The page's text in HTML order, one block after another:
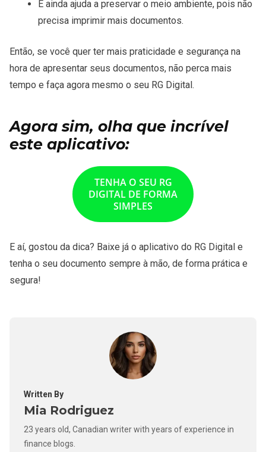
E ainda ajuda a preservar o meio ambiente, pois não
precisa imprimir mais documentos.
Então, se você quer ter mais praticidade e segurança na
hora de apresentar seus documentos, não perca mais
tempo e faça agora mesmo o seu RG Digital.
Agora sim, olha que incrível
este aplicativo:
TENHA O SEU RG
DIGITAL DE FORMA
SIMPLES
E aí, gostou da dica? Baixe já o aplicativo do RG Digital e
tenha o seu documento sempre à mão, de forma prática e
segura!
Written By
Mia Rodriguez
23 years old, Canadian writer with years of experience in
finance blogs.